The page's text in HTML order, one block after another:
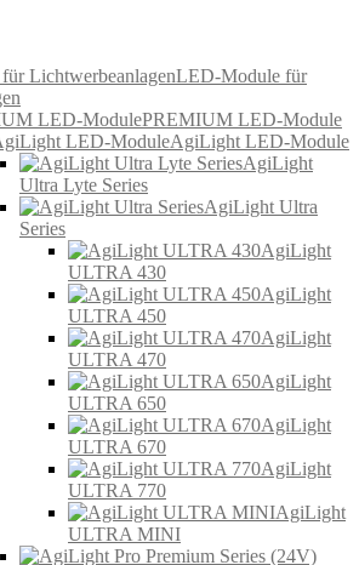
LED-Module für
PREMIUM LED-Module
AgiLight LED-Module
AgiLight
Ultra Lyte Series
AgiLight Ultra
Series
AgiLight
ULTRA 430
AgiLight
ULTRA 450
AgiLight
ULTRA 470
AgiLight
ULTRA 650
AgiLight
ULTRA 670
AgiLight
ULTRA 770
AgiLight
ULTRA MINI